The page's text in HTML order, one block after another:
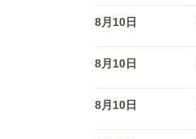
8月10日
8月10日
8月10日